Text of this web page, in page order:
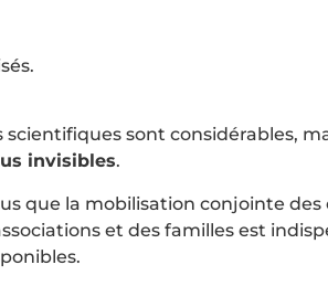
scientifiques sont considérables,
invisibles.
que la mobilisation conjointe
et des familles est